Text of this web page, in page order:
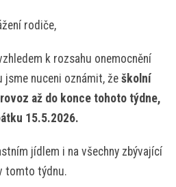
rodiče,
k rozsahu onemocnění
jsme nuceni oznámit, že školní
až do konce tohoto týdne,
15.5.2026.
jídlem i na všechny zbývající
tomto týdnu.